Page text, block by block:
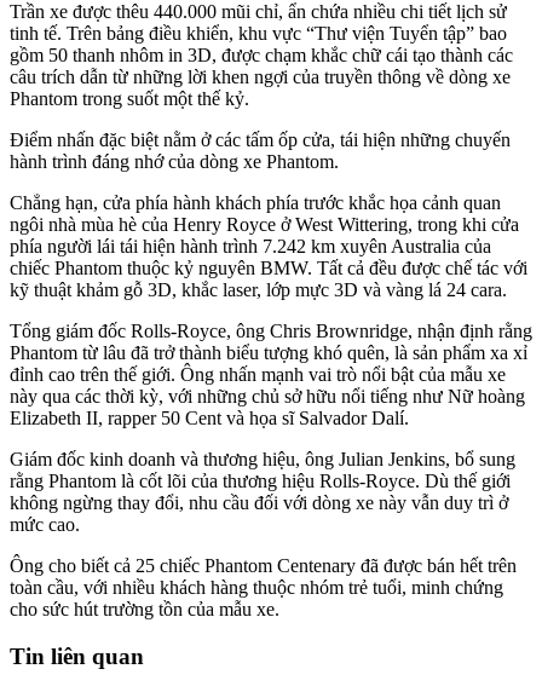
Trần xe được thêu 440.000 mũi chỉ, ẩn chứa nhiều chi tiết lịch sử
tinh tế. Trên bảng điều khiển, khu vực “Thư viện Tuyển tập” bao
gồm 50 thanh nhôm in 3D, được chạm khắc chữ cái tạo thành các
câu trích dẫn từ những lời khen ngợi của truyền thông về dòng xe
Phantom trong suốt một thế kỷ.
Điểm nhấn đặc biệt nằm ở các tấm ốp cửa, tái hiện những chuyến
hành trình đáng nhớ của dòng xe Phantom.
Chẳng hạn, cửa phía hành khách phía trước khắc họa cảnh quan
ngôi nhà mùa hè của Henry Royce ở West Wittering, trong khi cửa
phía người lái tái hiện hành trình 7.242 km xuyên Australia của
chiếc Phantom thuộc kỷ nguyên BMW. Tất cả đều được chế tác với
kỹ thuật khảm gỗ 3D, khắc laser, lớp mực 3D và vàng lá 24 cara.
Tổng giám đốc Rolls-Royce, ông Chris Brownridge, nhận định rằng
Phantom từ lâu đã trở thành biểu tượng khó quên, là sản phẩm xa xỉ
đỉnh cao trên thế giới. Ông nhấn mạnh vai trò nổi bật của mẫu xe
này qua các thời kỳ, với những chủ sở hữu nổi tiếng như Nữ hoàng
Elizabeth II, rapper 50 Cent và họa sĩ Salvador Dalí.
Giám đốc kinh doanh và thương hiệu, ông Julian Jenkins, bổ sung
rằng Phantom là cốt lõi của thương hiệu Rolls-Royce. Dù thế giới
không ngừng thay đổi, nhu cầu đối với dòng xe này vẫn duy trì ở
mức cao.
Ông cho biết cả 25 chiếc Phantom Centenary đã được bán hết trên
toàn cầu, với nhiều khách hàng thuộc nhóm trẻ tuổi, minh chứng
cho sức hút trường tồn của mẫu xe.
Tin liên quan